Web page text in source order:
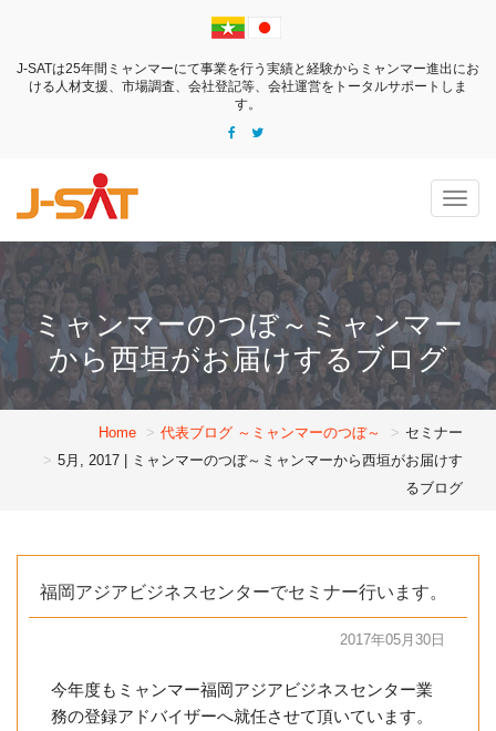
J-SATは25年間ミャンマーにて事業を行う実績と経験からミャンマー進出にお
ける 人材支援、市場調査、会社登記等、会社運営をトータルサポートしま
す。
ミャンマーのつぼ～ミャンマー
から西垣がお届けするブログ
Home 代表ブログ ～ミャンマーのつぼ～
セミナー
5月, 2017 | ミャンマーのつぼ～ミャンマーから西垣がお届けす
るブログ
福岡アジアビジネスセンターでセミナー行います。
2017年05月30日
今年度もミャンマー福岡アジアビジネスセンター業
務の登録アドバイザーへ就任させて頂いています。